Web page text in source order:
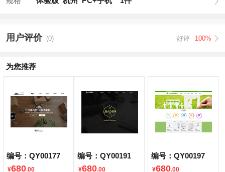
用户评价 (0) 好评 100%
为您推荐
编号：QY00177
¥680.00
编号：QY00191
¥680.00
编号：QY00197
¥680.00